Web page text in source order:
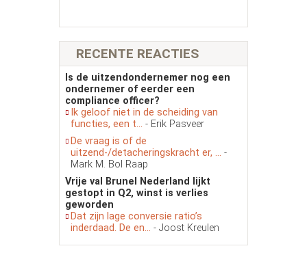
RECENTE REACTIES
Is de uitzendondernemer nog een
ondernemer of eerder een
compliance officer?
Ik geloof niet in de scheiding van
functies, een t... - Erik Pasveer
De vraag is of de
uitzend-/detacheringskracht er, ... -
Mark M. Bol Raap
Vrije val Brunel Nederland lijkt
gestopt in Q2, winst is verlies
geworden
Dat zijn lage conversie ratio’s
inderdaad. De en... - Joost Kreulen